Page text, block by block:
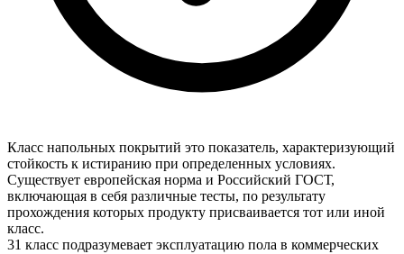
Класс напольных покрытий это показатель, характеризующий
стойкость к истиранию при определенных условиях.
Существует европейская норма и Российский ГОСТ,
включающая в себя различные тесты, по результату
прохождения которых продукту присваивается тот или иной
класс.
31 класс подразумевает эксплуатацию пола в коммерческих